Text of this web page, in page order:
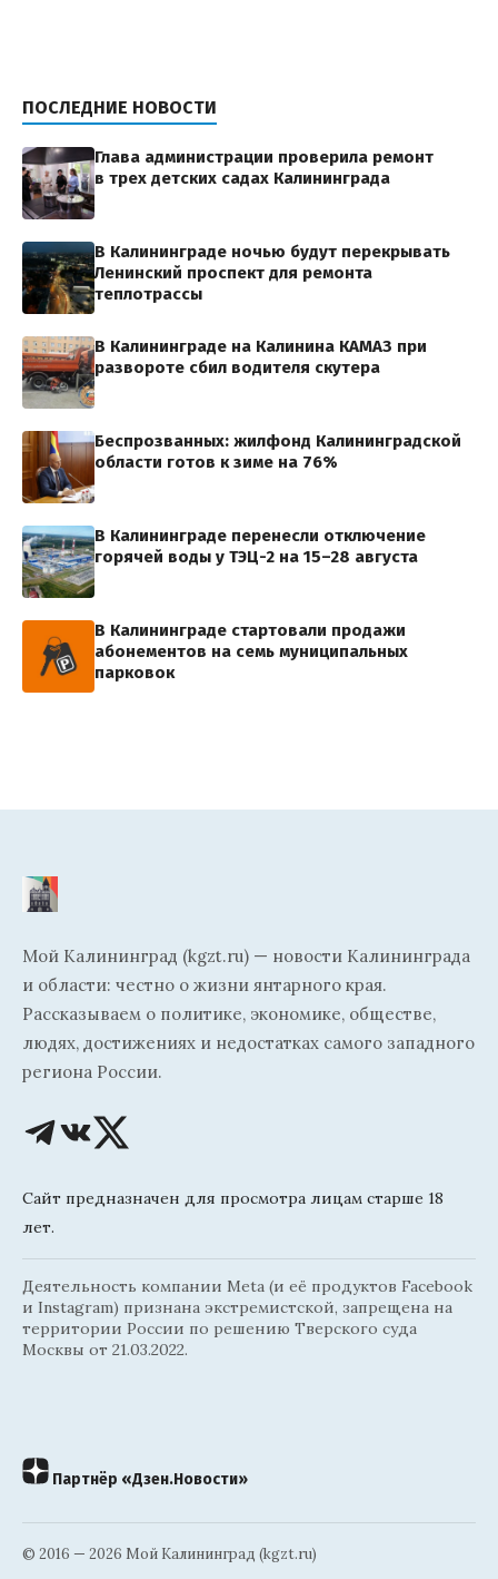
ПОСЛЕДНИЕ НОВОСТИ
Глава администрации проверила ремонт
в трех детских садах Калининграда
В Калининграде ночью будут перекрывать
Ленинский проспект для ремонта
теплотрассы
В Калининграде на Калинина КАМАЗ при
развороте сбил водителя скутера
Беспрозванных: жилфонд Калининградской
области готов к зиме на 76%
В Калининграде перенесли отключение
горячей воды у ТЭЦ-2 на 15–28 августа
В Калининграде стартовали продажи
абонементов на семь муниципальных
парковок
Мой Калининград (kgzt.ru) — новости Калининграда
и области: честно о жизни янтарного края.
Рассказываем о политике, экономике, обществе,
людях, достижениях и недостатках самого западного
региона России.
Сайт предназначен для просмотра лицам старше 18
лет.
Деятельность компании Meta (и её продуктов Facebook
и Instagram) признана экстремистской, запрещена на
территории России по решению Тверского суда
Москвы от 21.03.2022.
Партнёр «Дзен.Новости»
© 2016 — 2026 Мой Калининград (kgzt.ru)